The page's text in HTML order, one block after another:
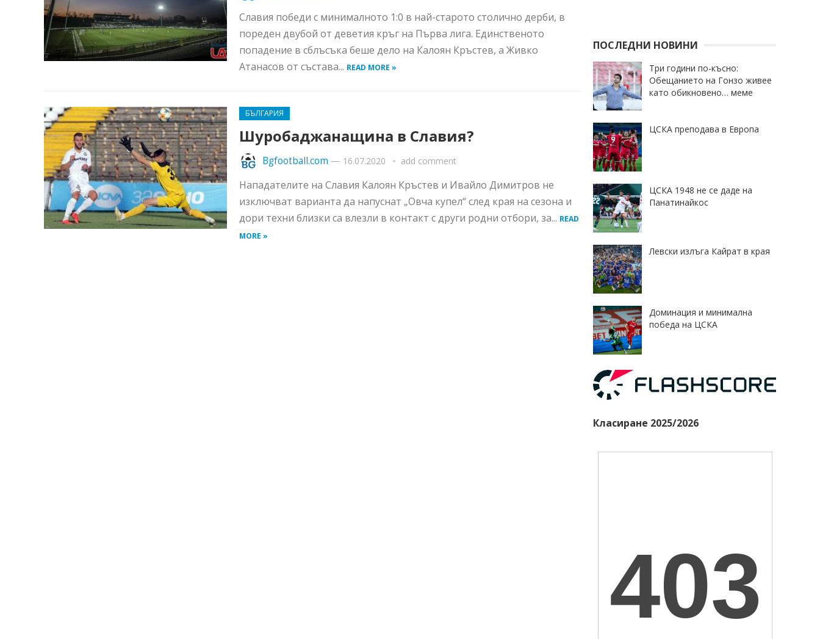
Славия победи с минималното 1:0 в най-старото столично дерби, в
пореден двубой от деветия кръг на Първа лига. Единственото
попадение в сблъсъка беше дело на Калоян Кръстев, а Живко
Атанасов от състава... READ MORE »
БЪЛГАРИЯ
Шуробаджанащина в Славия?
Bgfootball.com — 16.07.2020 add comment
Нападателите на Славия Калоян Кръстев и Ивайло Димитров не
изключват варианта да напуснат „Овча купел“ след края на сезона и
дори техни близки са влезли в контакт с други родни отбори, за... READ
MORE »
ПОСЛЕДНИ НОВИНИ
Три години по-късно:
Обещанието на Гонзо живее
като обикновено… меме
ЦСКА преподава в Европа
ЦСКА 1948 не се даде на
Панатинайкос
Левски излъга Кайрат в края
Доминация и минимална
победа на ЦСКА
Класиране 2025/2026